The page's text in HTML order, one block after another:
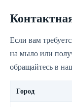
Если вам
на мыло или
обращайтесь в
Город